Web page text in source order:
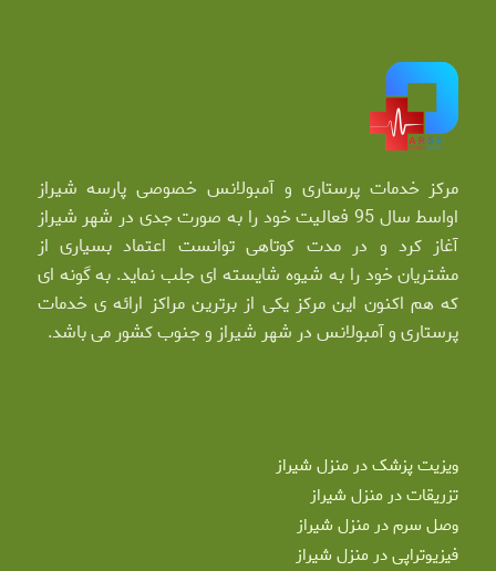
مرکز خدمات پرستاری و آمبولانس خصوصی پارسه شیراز
اواسط سال 95 فعالیت خود را به صورت جدی در شهر شیراز
آغاز کرد و در مدت کوتاهی توانست اعتماد بسیاری از
مشتریان خود را به شیوه شایسته ای جلب نماید. به گونه ای
که هم اکنون این مرکز یکی از برترین مراکز ارائه ی خدمات
پرستاری و آمبولانس در شهر شیراز و جنوب کشور می باشد.
ویزیت پزشک در منزل شیراز
تزریقات در منزل شیراز
وصل سرم در منزل شیراز
فیزیوتراپی در منزل شیراز